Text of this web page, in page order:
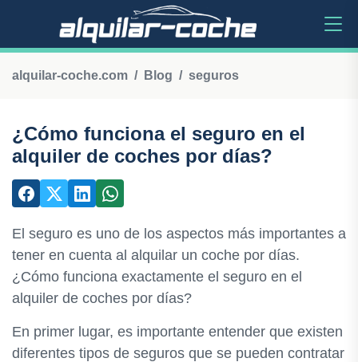
alquilar-coche.com Blog seguros
¿Cómo funciona el seguro en el
alquiler de coches por días?
El seguro es uno de los aspectos más importantes a
tener en cuenta al alquilar un coche por días.
¿Cómo funciona exactamente el seguro en el
alquiler de coches por días?
En primer lugar, es importante entender que existen
diferentes tipos de seguros que se pueden contratar